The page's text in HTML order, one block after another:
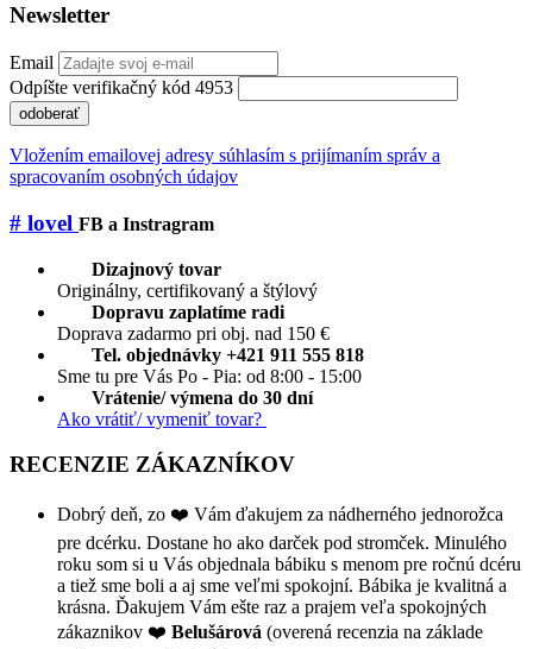
Newsletter
Email
Odpíšte verifikačný kód 4953
odoberať
Vložením emailovej adresy súhlasím s prijímaním správ a
spracovaním osobných údajov
# lovel FB a Instragram
Dizajnový tovar
Originálny, certifikovaný a štýlový
Dopravu zaplatíme radi
Doprava zadarmo pri obj. nad 150 €
Tel. objednávky +421 911 555 818
Sme tu pre Vás Po - Pia: od 8:00 - 15:00
Vrátenie/ výmena do 30 dní
Ako vrátiť/ vymeniť tovar?
RECENZIE ZÁKAZNÍKOV
Dobrý deň, zo ❤️ Vám ďakujem za nádherného jednorožca
pre dcérku. Dostane ho ako darček pod stromček. Minulého
roku som si u Vás objednala bábiku s menom pre ročnú dcéru
a tiež sme boli a aj sme veľmi spokojní. Bábika je kvalitná a
krásna. Ďakujem Vám ešte raz a prajem veľa spokojných
zákaznikov ❤️ Belušárová (overená recenzia na základe